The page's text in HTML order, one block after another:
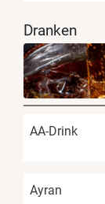
Dranken
AA-Drink
Ayran